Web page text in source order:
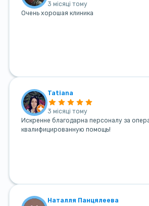
3 місяці тому
Очень хорошая клиника
Tatiana
3 місяці тому
Искренне благодарна персоналу за
квалифицированную помощь!
Наталля Панцялеева